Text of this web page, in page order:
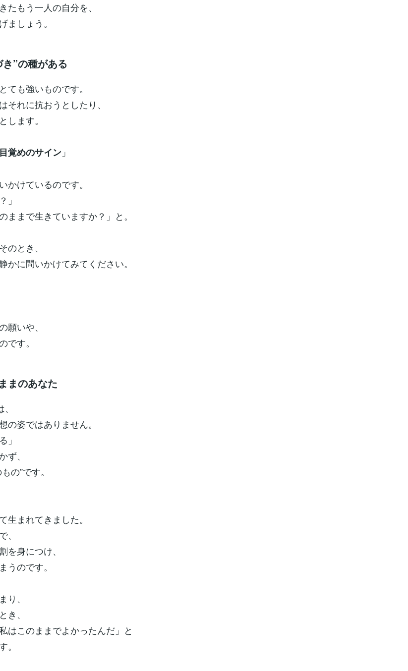
たもう一人の自分を、
ましょう。
”の種がある
ても強いものです。
それに抗おうとしたり、
します。
目覚めのサイン 」
かけているのです。
」
ままで生きていますか？」と。
のとき、
かに問いかけてみてください。
願いや、
です。
まのあなた
の姿ではありません。
」
ず、
の”です。
生まれてきました。
を身につけ、
うのです。
り、
き、
はこのままでよかったんだ」と
。